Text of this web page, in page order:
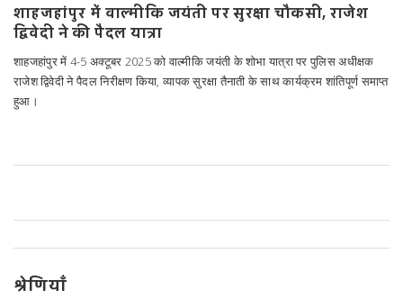
शाहजहांपुर में वाल्मीकि जयंती पर सुरक्षा चौकसी, राजेश
द्विवेदी ने की पैदल यात्रा
शाहजहांपुर में 4-5 अक्टूबर 2025 को वाल्मीकि जयंती के शोभा यात्रा पर पुलिस अधीक्षक
राजेश द्विवेदी ने पैदल निरीक्षण किया, व्यापक सुरक्षा तैनाती के साथ कार्यक्रम शांतिपूर्ण समाप्त
हुआ।
श्रेणियाँ